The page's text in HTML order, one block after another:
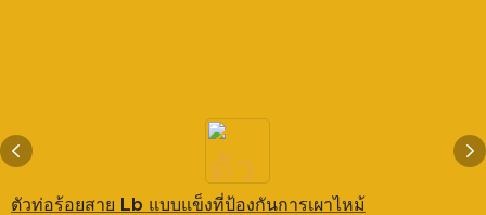
ตัวท่อร้อยสาย Lb แบบแข็งที่ป้องกันการเผาไหม้